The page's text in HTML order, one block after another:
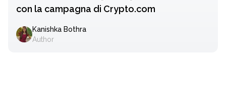
con la campagna di Crypto.com
Kanishka Bothra
Author